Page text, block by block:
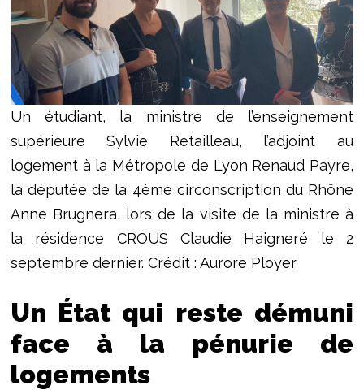
Un étudiant, la ministre de l’enseignement
supérieure Sylvie Retailleau, l’adjoint au
logement à la Métropole de Lyon Renaud Payre,
la députée de la 4ème circonscription du Rhône
Anne Brugnera, lors de la visite de la ministre à
la résidence CROUS Claudie Haigneré le 2
septembre dernier. Crédit : Aurore Ployer
Un État qui reste démuni
face à la pénurie de
logements